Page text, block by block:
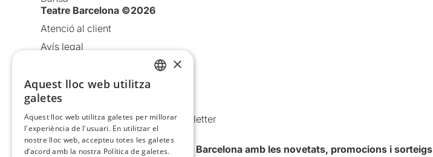
Teatre Barcelona ©2026
Atenció al client
Avís legal
Política de cookies
Condicions d’ús
Comunicacions comercials i Newsletter
Anuncia’t
Vull rebre la newsletter de Teatre Barcelona amb les novetats, promocions i sorteigs
×
Aquest lloc web utilitza
galetes
Aquest lloc web utilitza galetes per millorar
l'experiència de l'usuari. En utilitzar el
nostre lloc web, accepteu totes les galetes
d’acord amb la nostra Política de galetes.